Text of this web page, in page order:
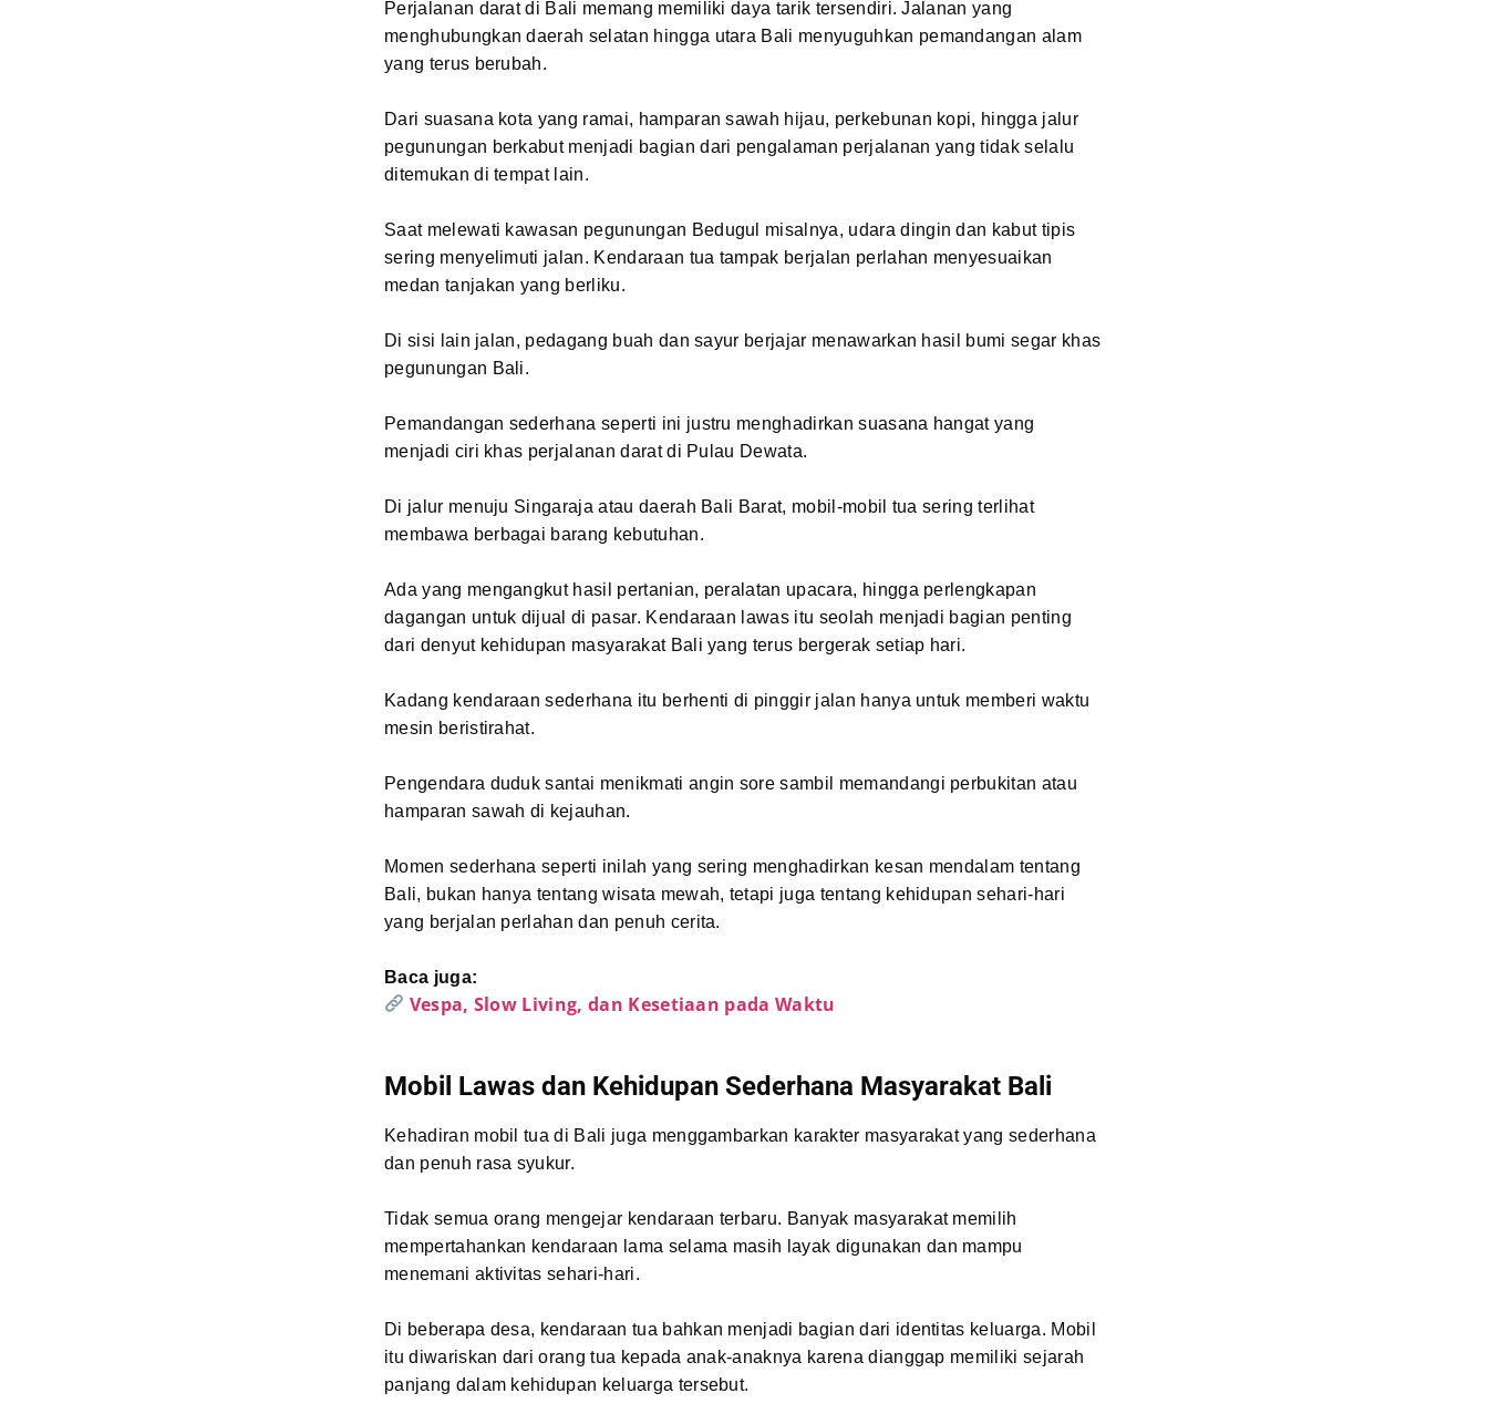
Perjalanan darat di Bali memang memiliki daya tarik tersendiri. Jalanan yang
menghubungkan daerah selatan hingga utara Bali menyuguhkan pemandangan alam
yang terus berubah.
Dari suasana kota yang ramai, hamparan sawah hijau, perkebunan kopi, hingga jalur
pegunungan berkabut menjadi bagian dari pengalaman perjalanan yang tidak selalu
ditemukan di tempat lain.
Saat melewati kawasan pegunungan Bedugul misalnya, udara dingin dan kabut tipis
sering menyelimuti jalan. Kendaraan tua tampak berjalan perlahan menyesuaikan
medan tanjakan yang berliku.
Di sisi lain jalan, pedagang buah dan sayur berjajar menawarkan hasil bumi segar khas
pegunungan Bali.
Pemandangan sederhana seperti ini justru menghadirkan suasana hangat yang
menjadi ciri khas perjalanan darat di Pulau Dewata.
Di jalur menuju Singaraja atau daerah Bali Barat, mobil-mobil tua sering terlihat
membawa berbagai barang kebutuhan.
Ada yang mengangkut hasil pertanian, peralatan upacara, hingga perlengkapan
dagangan untuk dijual di pasar. Kendaraan lawas itu seolah menjadi bagian penting
dari denyut kehidupan masyarakat Bali yang terus bergerak setiap hari.
Kadang kendaraan sederhana itu berhenti di pinggir jalan hanya untuk memberi waktu
mesin beristirahat.
Pengendara duduk santai menikmati angin sore sambil memandangi perbukitan atau
hamparan sawah di kejauhan.
Momen sederhana seperti inilah yang sering menghadirkan kesan mendalam tentang
Bali, bukan hanya tentang wisata mewah, tetapi juga tentang kehidupan sehari-hari
yang berjalan perlahan dan penuh cerita.
Baca juga:
Vespa, Slow Living, dan Kesetiaan pada Waktu
Mobil Lawas dan Kehidupan Sederhana Masyarakat Bali
Kehadiran mobil tua di Bali juga menggambarkan karakter masyarakat yang sederhana
dan penuh rasa syukur.
Tidak semua orang mengejar kendaraan terbaru. Banyak masyarakat memilih
mempertahankan kendaraan lama selama masih layak digunakan dan mampu
menemani aktivitas sehari-hari.
Di beberapa desa, kendaraan tua bahkan menjadi bagian dari identitas keluarga. Mobil
itu diwariskan dari orang tua kepada anak-anaknya karena dianggap memiliki sejarah
panjang dalam kehidupan keluarga tersebut.